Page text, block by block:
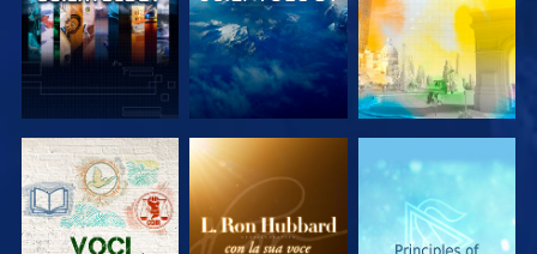
ESPLORA LE
SERIE
ESPLORA LE
SERIE
ESPLORA LE
SERIE